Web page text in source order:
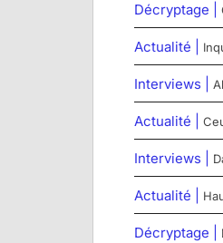
Décryptage |
Actualité |
Interviews |
Actualité |
Interviews |
Actualité |
Décryptage |